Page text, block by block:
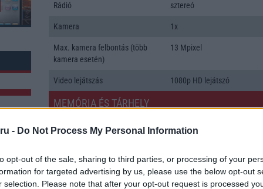
- Do Not Process My Personal Information
opt-out of the sale, sharing to third parties, or processing of your
for targeted advertising by us, please use the below opt-out
selection. Please note that after your opt-out request is processed
1
Rádió sztereó
Kamera 1x
Max. kamera felbontás (több
kamera esetén)
13 Mpixel
Video lejátszás 1080p HD lejátszó
MEMÓRIA ÉS TÁRHELY
Telefonkönyv db dinamikus
Min. háttértár